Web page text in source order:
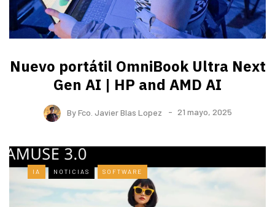
Nuevo portátil OmniBook Ultra ​Next
Gen AI | HP and AMD AI
ByFco. Javier Blas Lopez 21 mayo, 2025
IA NOTICIAS SOFTWARE